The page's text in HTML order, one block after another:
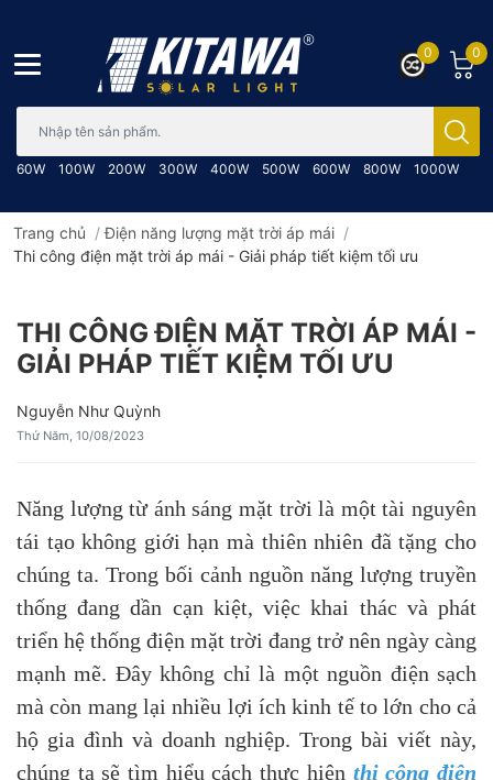
60W 100W 200W 300W 400W 500W 600W 800W 1000W
0
0
Trang chủ /Điện năng lượng mặt trời áp mái /
Thi công điện mặt trời áp mái - Giải pháp tiết kiệm tối ưu
THI CÔNG ĐIỆN MẶT TRỜI ÁP MÁI -
GIẢI PHÁP TIẾT KIỆM TỐI ƯU
Nguyễn Như Quỳnh
Thứ Năm, 10/08/2023
Năng lượng từ ánh sáng mặt trời là một tài nguyên
tái tạo không giới hạn mà thiên nhiên đã tặng cho
chúng ta. Trong bối cảnh nguồn năng lượng truyền
thống đang dần cạn kiệt, việc khai thác và phát
triển hệ thống điện mặt trời đang trở nên ngày càng
mạnh mẽ. Đây không chỉ là một nguồn điện sạch
mà còn mang lại nhiều lợi ích kinh tế to lớn cho cả
hộ gia đình và doanh nghiệp. Trong bài viết này,
chúng ta sẽ tìm hiểu cách thực hiện thi công điện